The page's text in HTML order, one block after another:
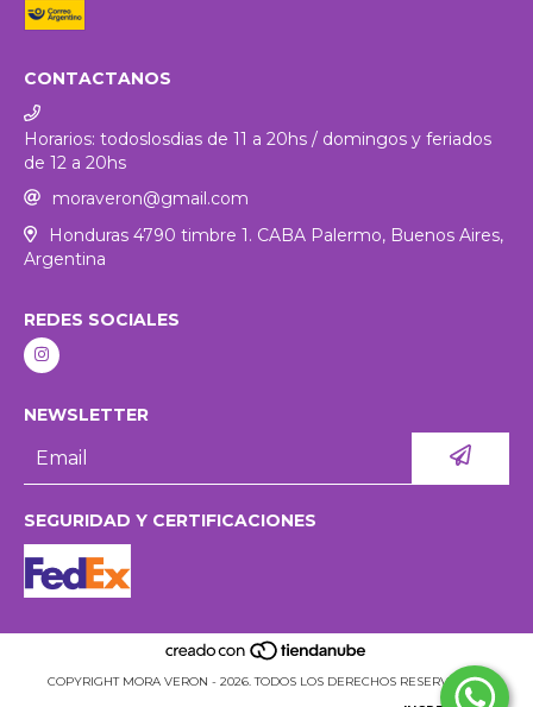
CONTACTANOS
Horarios: todoslosdias de 11 a 20hs / domingos y feriados
de 12 a 20hs
moraveron@gmail.com
Honduras 4790 timbre 1. CABA Palermo, Buenos Aires,
Argentina
REDES SOCIALES
NEWSLETTER
SEGURIDAD Y CERTIFICACIONES
COPYRIGHT MORA VERON - 2026. TODOS LOS DERECHOS RESERVADOS.